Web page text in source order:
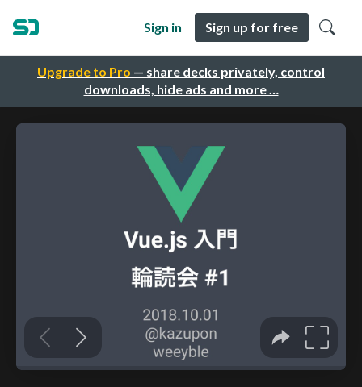
Upgrade to Pro — share decks privately, control
downloads, hide ads and more …
Sign in Sign up for free